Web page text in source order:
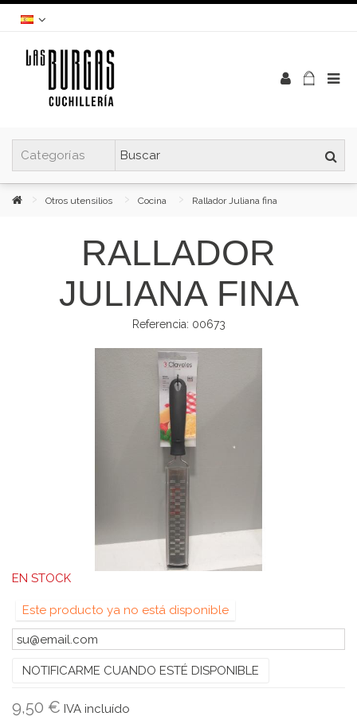
Otros utensilios Cocina Rallador Juliana fina
RALLADOR
JULIANA FINA
Referencia: 00673
EN STOCK
Este producto ya no está disponible
NOTIFICARME CUANDO ESTÉ DISPONIBLE
9,50 € IVA incluído